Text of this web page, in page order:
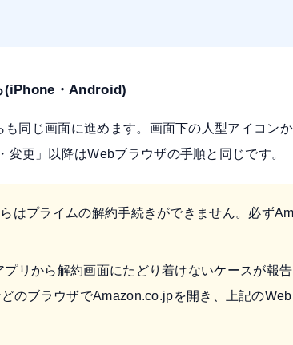
(iPhone・Android)
同じ画面に進めます。画面下の人型アイコン
変更」以降はWebブラウザの手順と同じです。
はプライムの解約手続きができません。必ず
リから解約画面にたどり着けないケースが報
のブラウザでAmazon.co.jpを開き、上記の